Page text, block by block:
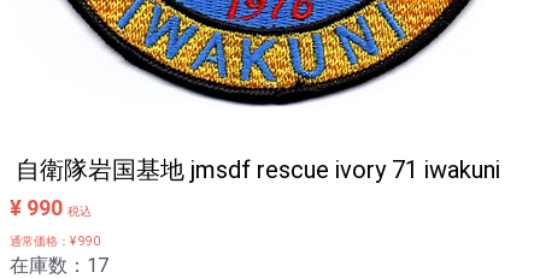
自衛隊岩国基地 jmsdf rescue ivory 71 iwakuni
¥ 990 税込
通常価格：¥ 990
在庫数：17